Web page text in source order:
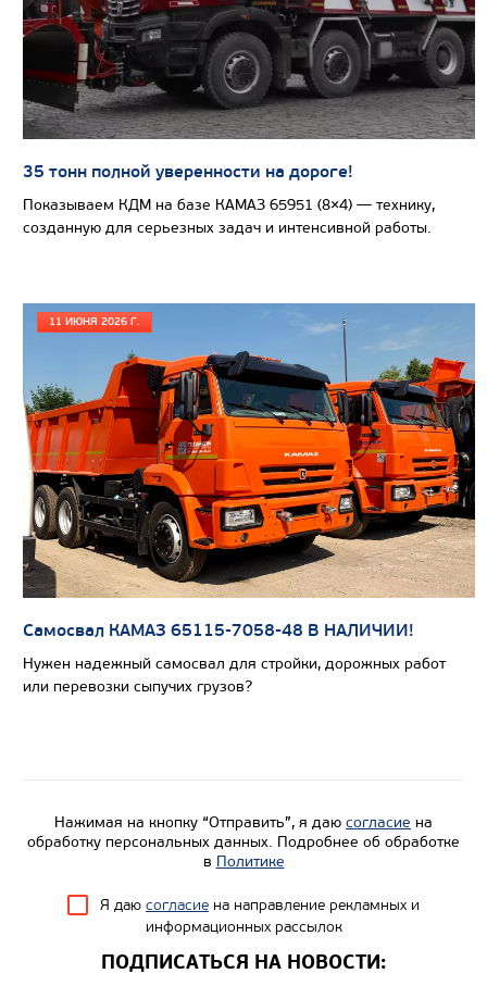
Узнать цену
СЕДЕЛЬНЫЙ ТЯГАЧ КАМАЗ 65225
Цена по запросу
Производитель
Нагрузка на ССУ, кг
21575/
Экологический класс
35 тонн полной уверенности на дороге!
Показываем КДМ на базе КАМАЗ 65951 (8×4) — технику,
созданную для серьезных задач и интенсивной работы.
11 ИЮНЯ 2026 Г.
Самосвал КАМАЗ 65115-7058-48 В НАЛИЧИИ!
Нужен надежный самосвал для стройки, дорожных работ
или перевозки сыпучих грузов?
Нажимая на кнопку “Отправить”, я даю согласие на
обработку персональных данных. Подробнее об обработке
в Политике
Я даю согласие на направление рекламных и
информационных рассылок
ПОДПИСАТЬСЯ НА НОВОСТИ: